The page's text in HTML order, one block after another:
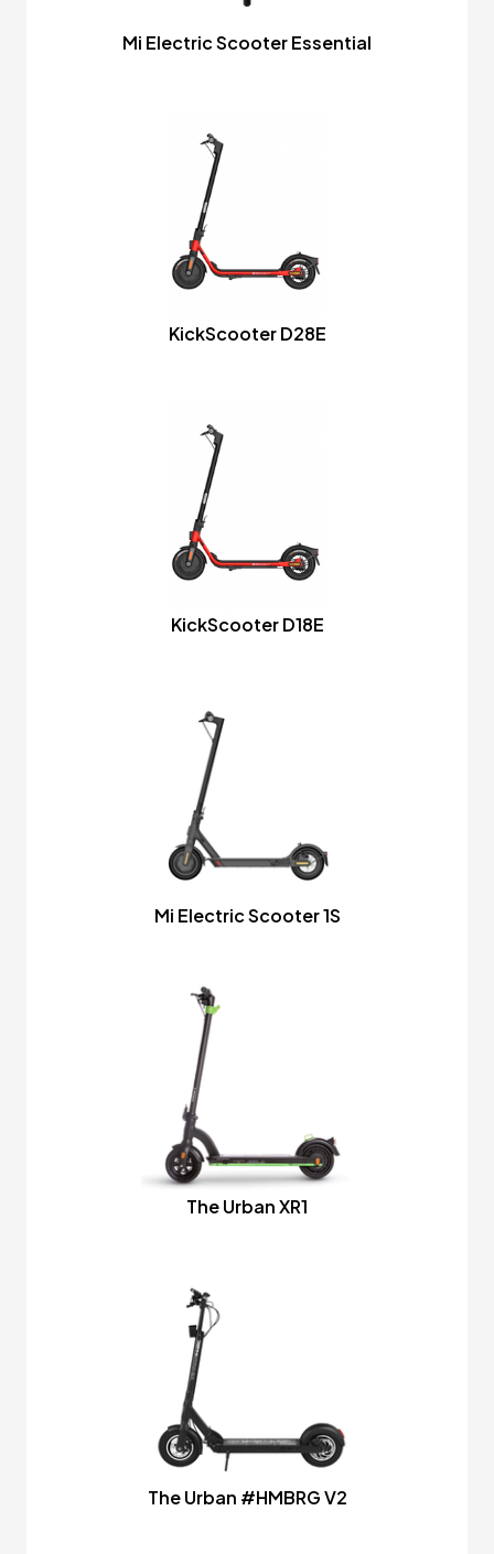
Mi Electric Scooter Essential
KickScooter D28E
KickScooter D18E
Mi Electric Scooter 1S
The Urban XR1
The Urban #HMBRG V2